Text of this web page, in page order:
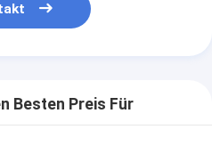
Besten Preis Für